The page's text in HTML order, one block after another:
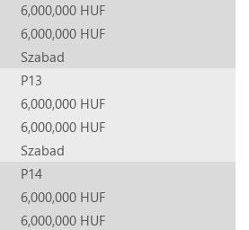
6,000,000 HUF
6,000,000 HUF
Szabad
P13
6,000,000 HUF
6,000,000 HUF
Szabad
P14
6,000,000 HUF
6,000,000 HUF